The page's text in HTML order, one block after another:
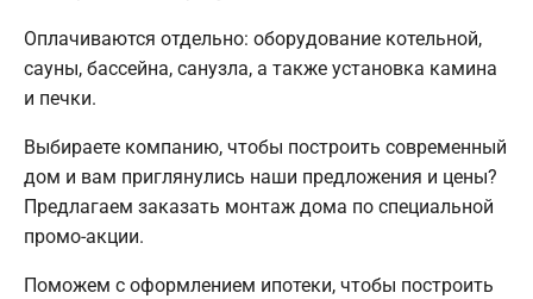
Оплачиваются отдельно: оборудование котельной,
сауны, бассейна, санузла, а также установка камина
и печки.
Выбираете компанию, чтобы построить современный
дом и вам приглянулись наши предложения и цены?
Предлагаем заказать монтаж дома по специальной
промо-акции.
Поможем с оформлением ипотеки, чтобы построить